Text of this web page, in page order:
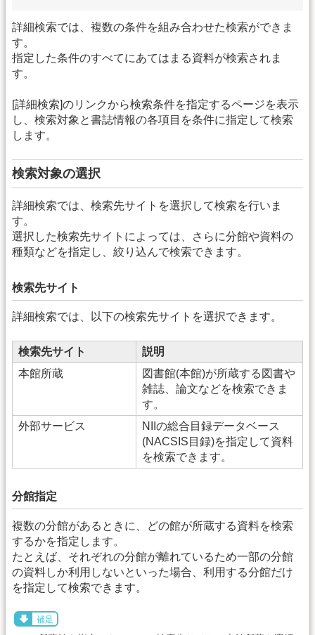
詳細検索では、複数の条件を組み合わせた検索ができま
す。
指定した条件のすべてにあてはまる資料が検索されま
す。
[詳細検索]のリンクから検索条件を指定するページを表示
し、検索対象と書誌情報の各項目を条件に指定して検索
します。
検索対象の選択
詳細検索では、検索先サイトを選択して検索を行いま
す。
選択した検索先サイトによっては、さらに分館や資料の
種類などを指定し、絞り込んで検索できます。
検索先サイト
詳細検索では、以下の検索先サイトを選択できます。
検索先サイト
説明
本館所蔵
図書館(本館)が所蔵する図書や
雑誌、論文などを検索できま
す。
外部サービス
NIIの総合目録データベース
(NACSIS目録)を指定して資料
を検索できます。
分館指定
複数の分館があるときに、どの館が所蔵する資料を検索
するかを指定します。
たとえば、それぞれの分館が離れているため一部の分館
の資料しか利用しないといった場合、利用する分館だけ
を指定して検索できます。
補足